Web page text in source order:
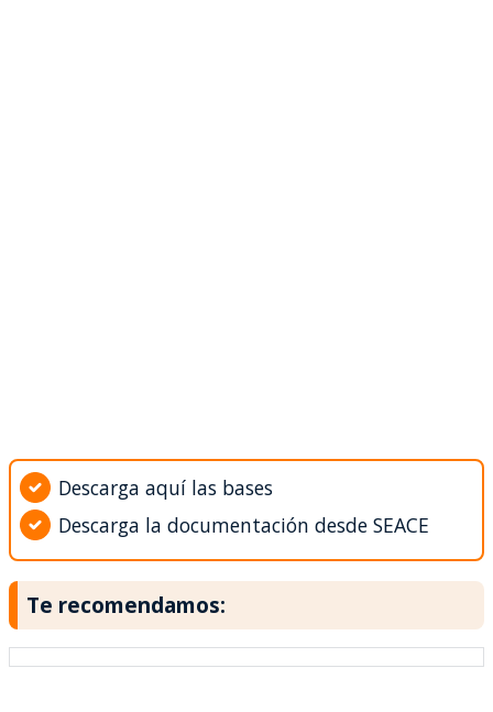
Descarga aquí las bases
Descarga la documentación desde SEACE
Te recomendamos: